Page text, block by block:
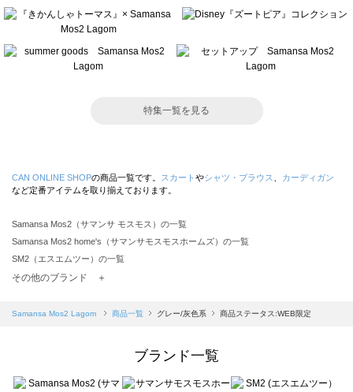
特集一覧を見る
CAN ONLINE SHOPの商品一覧です。 スカート やシャツ・ブラウス
カーディガン
など定番アイテムを取り揃えております。
Samansa Mos2（サマンサ モスモス）の一覧
Samansa Mos2 home's（サマンサモスモスホームズ）の一覧
SM2（エスエムツー）の一覧
TSUHARU by Samansa Mos2（ツハルバイサマンサモスモス）の一覧
Samansa Mos2 blue（サマンサモスモス ブルー）の一覧
Te chichi（テチチ）の一覧
その他のブランド ＋
Samansa Mos2 Lagom 商品一覧 グレー/灰色系 商品ステータス:WEB限定
ブランド一覧